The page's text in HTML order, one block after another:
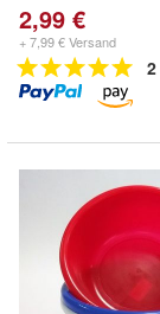
2,99 €
+ 7,99 € Versand
2